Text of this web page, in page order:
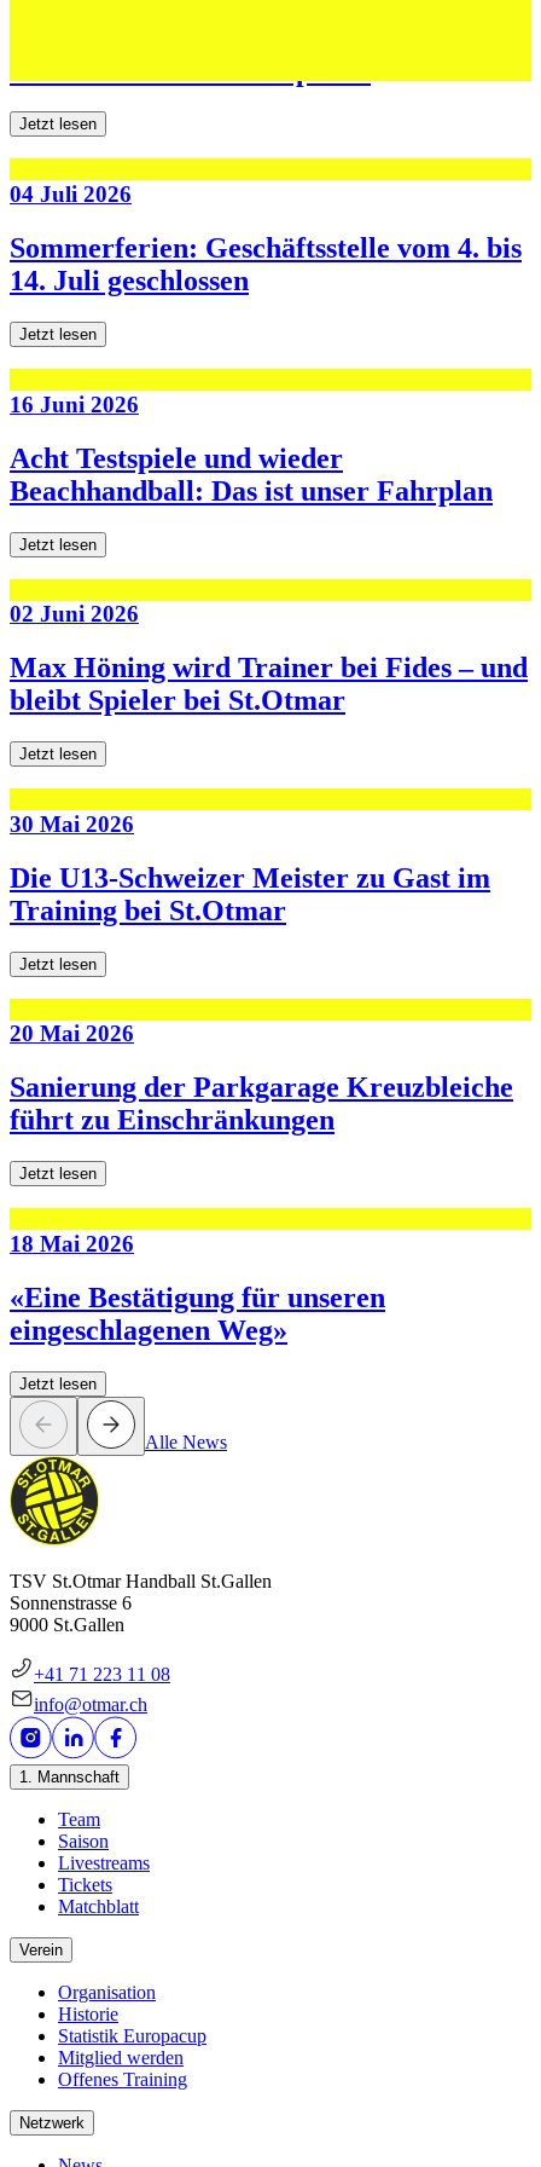
Jetzt lesen
04 Juli 2026
Sommerferien: Geschäftsstelle vom 4. bis
14. Juli geschlossen
Jetzt lesen
16 Juni 2026
Acht Testspiele und wieder
Beachhandball: Das ist unser Fahrplan
Jetzt lesen
02 Juni 2026
Max Höning wird Trainer bei Fides – und
bleibt Spieler bei St.Otmar
Jetzt lesen
30 Mai 2026
Die U13-Schweizer Meister zu Gast im
Training bei St.Otmar
Jetzt lesen
20 Mai 2026
Sanierung der Parkgarage Kreuzbleiche
führt zu Einschränkungen
Jetzt lesen
18 Mai 2026
«Eine Bestätigung für unseren
eingeschlagenen Weg»
Jetzt lesen
Alle News
TSV St.Otmar Handball St.Gallen
Sonnenstrasse 6
9000 St.Gallen
+41 71 223 11 08
info@otmar.ch
1. Mannschaft
Team
Saison
Livestreams
Tickets
Matchblatt
Verein
Organisation
Historie
Statistik Europacup
Mitglied werden
Offenes Training
Netzwerk